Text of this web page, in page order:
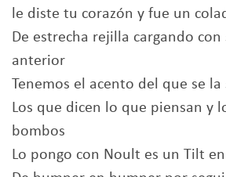
le diste tu corazón y fue un
De estrecha rejilla cargando con
anterior
Tenemos el acento del que se
Los que dicen lo que piensan y
bombos
Lo pongo con Noult es un Tilt